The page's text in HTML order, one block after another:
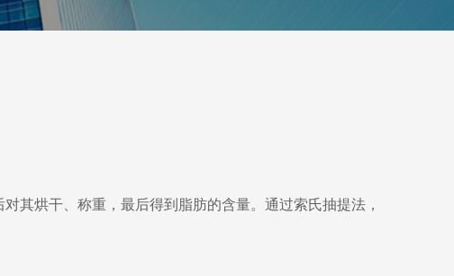
其烘干、称重，最后得到脂肪的含量。通过索氏抽提法，